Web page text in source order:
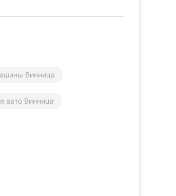
Винница
авто Винница